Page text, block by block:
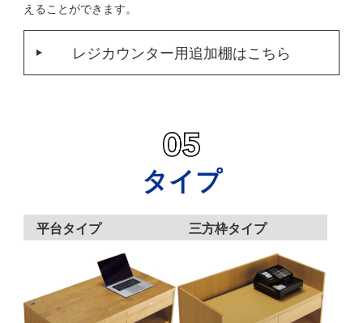
えることができます。
レジカウンター用追加棚はこちら
タイプ
平台タイプ 三方枠タイプ